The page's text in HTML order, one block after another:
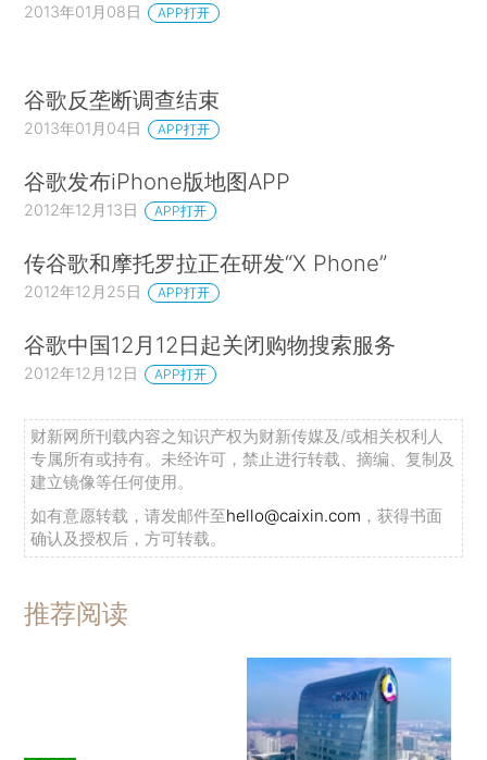
2013年01月08日 APP打开
谷歌反垄断调查结束
2013年01月04日 APP打开
谷歌发布iPhone版地图APP
2012年12月13日 APP打开
传谷歌和摩托罗拉正在研发“X Phone”
2012年12月25日 APP打开
谷歌中国12月12日起关闭购物搜索服务
2012年12月12日 APP打开
财新网所刊载内容之知识产权为财新传媒及/或相关权利人
专属所有或持有。未经许可，禁止进行转载、摘编、复制及
建立镜像等任何使用。
如有意愿转载，请发邮件至hello@caixin.com ，获得书面
确认及授权后，方可转载。
推荐阅读